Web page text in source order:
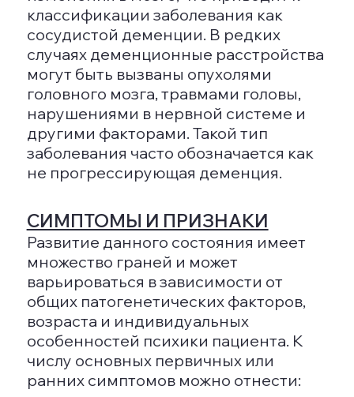
Заключительной стадией
заболевания является«Сенильная
деменция», которая чаще всего
встречается у пожилых людей. Это
состояние также называют
старческим слабоумием или
старческим «маразмом». Обычно оно
проявляется после 65 лет, причем
диагностика чаще ставится
женщинам, чем мужчинам (в
соотношении 2-3 к 1). Первые
признаки сенильной деменции могут
быть незаметны, но со временем они
усиление отрицательных черт
характера, таких как скупость,
упрямство, сварливость и агрессия.
Постепенно человек становится
эгоцентричным, менее
эмоциональным и холодным к
окружающим, теряет способность к
эмпатии. Интересы меняются,
наблюдаются проблемы со сном и
снижение критического восприятия.
Наиболее заметным симптомом
является утрата памяти. Со временем
больной начинает забывать всё